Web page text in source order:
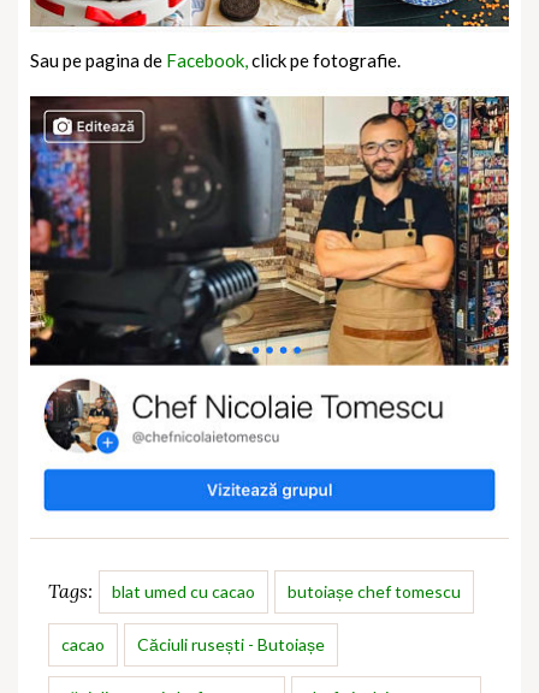
Sau pe pagina de Facebook,click pe fotografie.
Tags: blat umed cu cacao butoiașe chef tomescu
cacao Căciuli rusești - Butoiașe